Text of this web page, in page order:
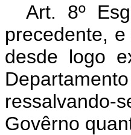
Art. 8º
precedente,
desde logo
Govêrno